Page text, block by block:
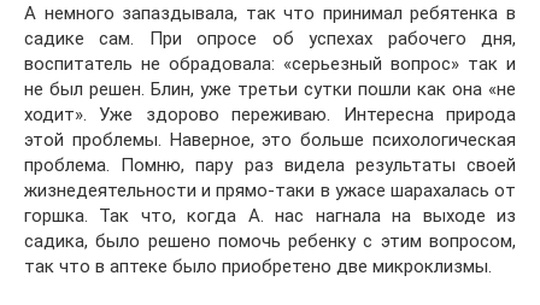
А немного запаздывала, так что принимал ребятенка в
садике сам. При опросе об успехах рабочего дня,
воспитатель не обрадовала: «серьезный вопрос» так и
не был решен. Блин, уже третьи сутки пошли как она «не
ходит». Уже здорово переживаю. Интересна природа
этой проблемы. Наверное, это больше психологическая
проблема. Помню, пару раз видела результаты своей
жизнедеятельности и прямо-таки в ужасе шарахалась от
горшка. Так что, когда А. нас нагнала на выходе из
садика, было решено помочь ребенку с этим вопросом,
так что в аптеке было приобретено две микроклизмы.